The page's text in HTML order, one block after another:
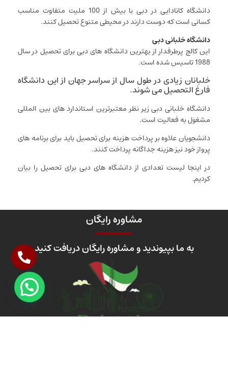
دانشگاه کانادایی در دبی با بیش از 100 ملیت متفاوت مناسب
کسانی است که دوست دارند در محیطی متنوع تحصیل کنند.
دانشگاه خلبانی دبی
این کالج پرطرفدار از بهترین دانشگاه های دبی برای تحصیل در سال
1988 تاسیس شده است.
خلبانان زیادی در طول سال از سراسر جهان از این دانشگاه
فارغ التحصیل می شوند.
دانشگاه خلبانی دبی زیر نظر معتبرترین استاندارد های بین المللی
مشغول به فعالیت است.
دانشجویان علاوه بر پرداخت هزینه برای تحصیل باید برای برنامه های
پرواز خود نیز هزینه جداگانه پرداخت کنند.
در اینجا لیست تعدادی از دانشگاه های دبی برای تحصیل را بیان
کردیم.
مشاوره رایگان
به ما بپیوندید و مشاوره رایگان دریافت کنید